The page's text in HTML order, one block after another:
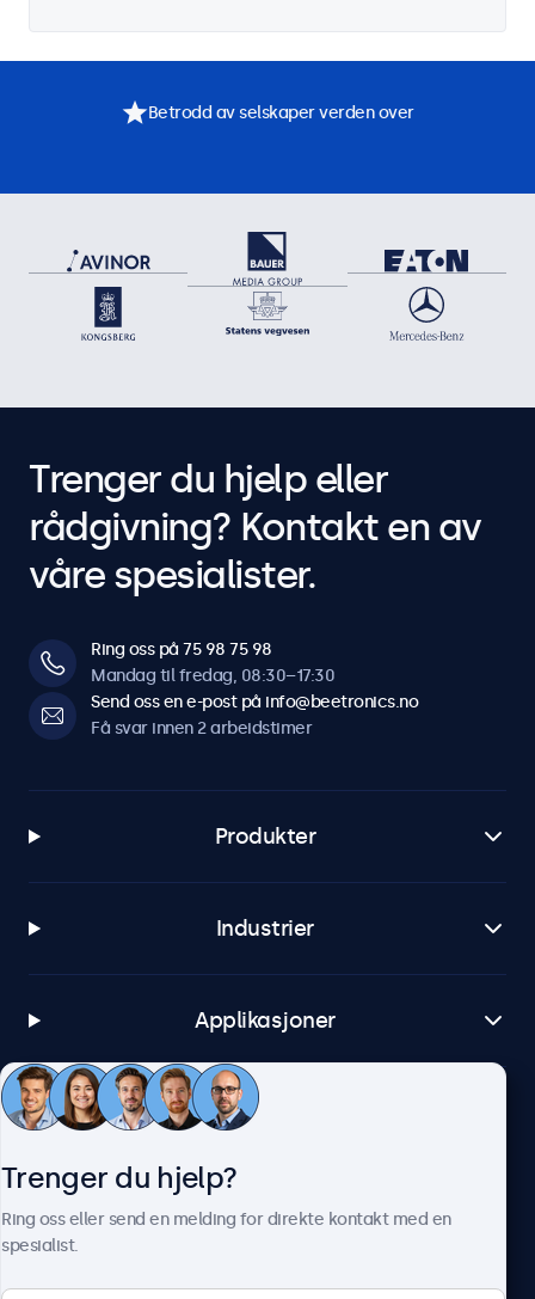
Betrodd av selskaper verden over
Trenger du hjelp eller
rådgivning? Kontakt en av
våre spesialister.
Ring oss på 75 98 75 98
Mandag til fredag, 08:30–17:30
Send oss en e-post på info@beetronics.no
Få svar innen 2 arbeidstimer
Produkter
Industrier
Applikasjoner
Kundeservice
Trenger du hjelp?
Ring oss eller send en melding for direkte kontakt med en
spesialist.